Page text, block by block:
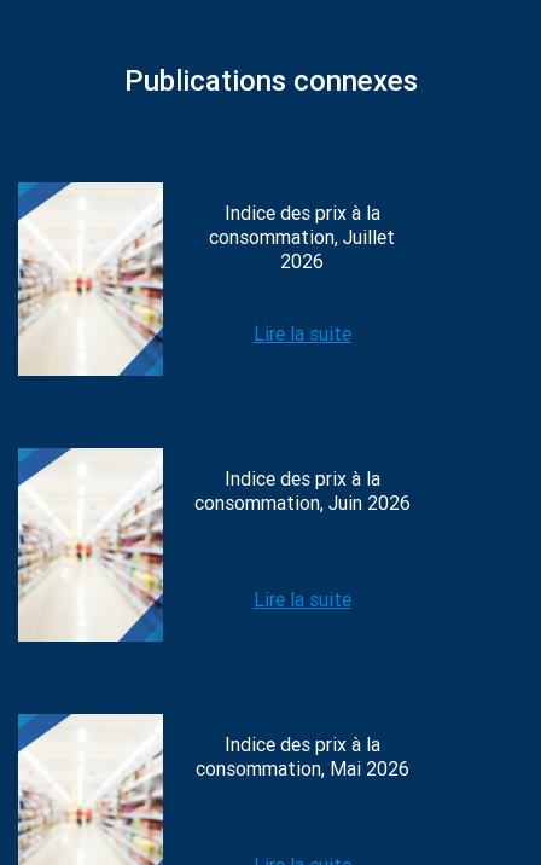
Publications connexes
Indice des prix à la
consommation, Juillet
2026
Lire la suite
Indice des prix à la
consommation, Juin 2026
Lire la suite
Indice des prix à la
consommation, Mai 2026